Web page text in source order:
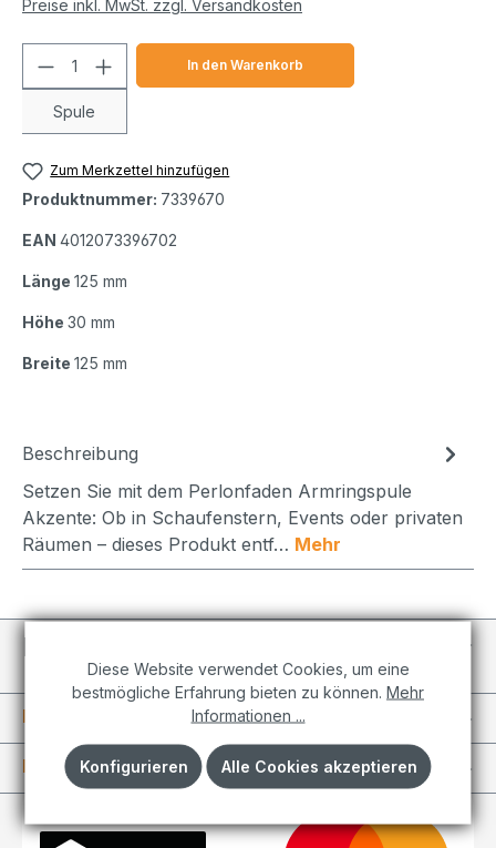
Preise inkl. MwSt. zzgl. Versandkosten
Produkt Anzahl: Gib den
Spule
In den Warenkorb
Zum Merkzettel hinzufügen
Produktnummer: 7339670
EAN 4012073396702
Länge 125 mm
Höhe 30 mm
Breite 125 mm
Beschreibung
Setzen Sie mit dem Perlonfaden Armringspule
Akzente: Ob in Schaufenstern, Events oder privaten
Räumen – dieses Produkt entf… Mehr
Individuelle Projekte
Informationen
Kundenkonto
Diese Website verwendet Cookies, um eine
bestmögliche Erfahrung bieten zu können. Mehr
Informationen ...
Konfigurieren Alle Cookies akzeptieren